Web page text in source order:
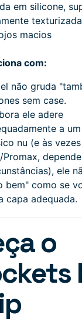
em silicone,
macios
com:
não gruda
sem case.
ele adere
a
nu (e às
Promax,
ele
bem" como se
capa adequada.
o